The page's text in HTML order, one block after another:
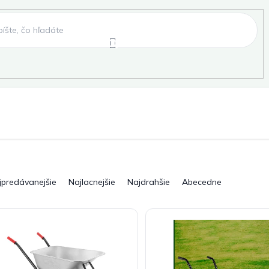
Záhradné grily a ohniská
Pre deti Novinky
Najlacnejšie Najdrahšie Abecedne